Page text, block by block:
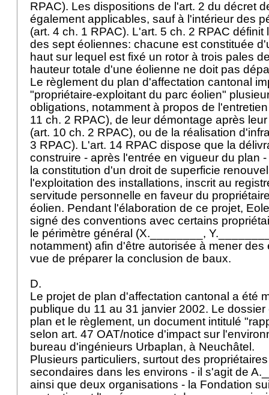
RPAC). Les dispositions de l'art. 2 du décret
également applicables, sauf à l'intérieur des
(art. 4 ch. 1 RPAC). L'art. 5 ch. 2 RPAC
des sept éoliennes: chacune est constituée
haut sur lequel est fixé un rotor à trois pales
hauteur totale d'une éolienne ne doit pas
Le règlement du plan d'affectation cantonal
"propriétaire-exploitant du parc éolien"
obligations, notamment à propos de
11 ch. 2 RPAC), de leur démontage après
(art. 10 ch. 2 RPAC), ou de la réalisation
3 RPAC). L'art. 14 RPAC dispose que la
construire - après l'entrée en vigueur du plan
la constitution d'un droit de superficie
l'exploitation des installations, inscrit au
servitude personnelle en faveur du
éolien. Pendant l'élaboration de ce projet,
signé des conventions avec certains
le périmètre général (X.________,
notamment) afin d'être autorisée à mener
vue de préparer la conclusion de baux.
D.
Le projet de plan d'affectation cantonal a été
publique du 11 au 31 janvier 2002. Le
plan et le règlement, un document intitulé
selon art. 47 OAT/notice d'impact sur
bureau d'ingénieurs Urbaplan, à Neuchâtel.
Plusieurs particuliers, surtout des
secondaires dans les environs - il s'agit de
ainsi que deux organisations - la Fondation